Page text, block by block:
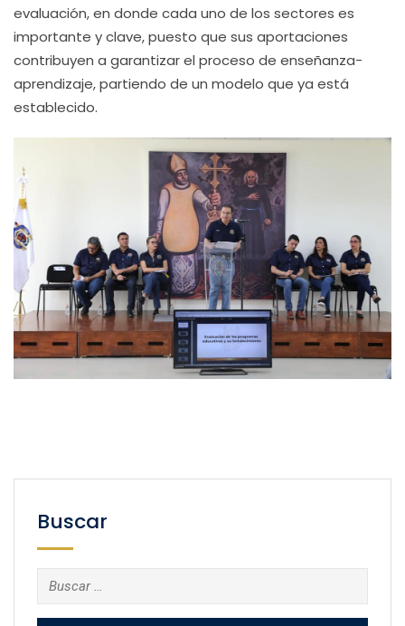
evaluación, en donde cada uno de los sectores es
importante y clave, puesto que sus aportaciones
contribuyen a garantizar el proceso de enseñanza-
aprendizaje, partiendo de un modelo que ya está
establecido.
Buscar
Buscar: